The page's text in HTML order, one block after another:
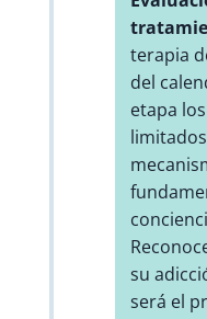
terapia
del
etapa
su
será el